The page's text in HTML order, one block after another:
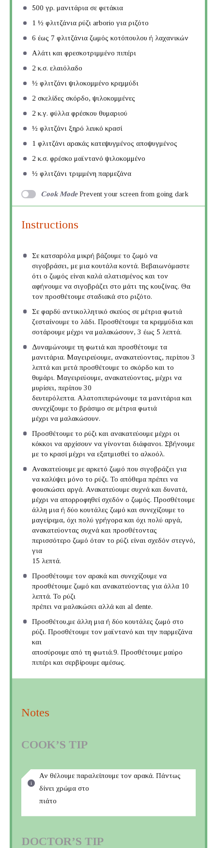
500 γρ. μανιτάρια σε φετάκια
1 ½ φλιτζάνια ρύζι arborio για ριζότο
6 έως 7 φλιτζάνια ζωμός κοτόπουλου ή λαχανικών
Αλάτι και φρεσκοτριμμένο πιπέρι
2 κ.σ. ελαιόλαδο
½ φλιτζάνι ψιλοκομμένο κρεμμύδι
2 σκελίδες σκόρδο, ψιλοκομμένες
2 κ.γ. φύλλα φρέσκου θυμαριού
½ φλιτζάνι ξηρό λευκό κρασί
1 φλιτζάνι αρακάς κατεψυγμένος αποψυγμένος
2 κ.σ. φρέσκο μαϊντανό ψιλοκομμένο
½ φλιτζάνι τριμμένη παρμεζάνα
Cook Mode Prevent your screen from going dark
Instructions
Σε κατσαρόλα μικρή βάζουμε το ζωμό να
σιγοβράσει, με μια κουτάλα κοντά. Βεβαιωνόμαστε
ότι ο ζωμός είναι καλά αλατισμένος και τον
αφήνουμε να σιγοβράζει στο μάτι της κουζίνας. Θα
τον προσθέτουμε σταδιακά στο ριζότο.
Σε φαρδύ αντικολλητικό σκεύος σε μέτρια φωτιά
ζεσταίνουμε το λάδι. Προσθέτουμε τα κρεμμύδια και
σοτάρουμε μέχρι να μαλακώσουν, 3 έως 5 λεπτά.
Δυναμώνουμε τη φωτιά και προσθέτουμε τα
μανιτάρια. Μαγειρεύουμε, ανακατεύοντας, περίπου 3
λεπτά και μετά προσθέτουμε το σκόρδο και το
θυμάρι. Μαγειρεύουμε, ανακατεύοντας, μέχρι να
μυρίσει, περίπου 30
δευτερόλεπτα. Αλατοπιπερώνουμε τα μανιτάρια και
συνεχίζουμε το βράσιμο σε μέτρια φωτιά
μέχρι να μαλακώσουν.
Προσθέτουμε το ρύζι και ανακατεύουμε μέχρι οι
κόκκοι να αρχίσουν να γίνονται διάφανοι. Σβήνουμε
με το κρασί μέχρι να εξατμισθεί το αλκοόλ.
Ανακατεύουμε με αρκετό ζωμό που σιγοβράζει για
να καλύψει μόνο το ρύζι. Το απόθεμα πρέπει να
φουσκώσει αργά. Ανακατεύουμε συχνά και δυνατά,
μέχρι να απορροφηθεί σχεδόν ο ζωμός. Προσθέτουμε
άλλη μια ή δύο κουτάλες ζωμό και συνεχίζουμε το
μαγείρεμα, όχι πολύ γρήγορα και όχι πολύ αργά,
ανακατεύοντας συχνά και προσθέτοντας
περισσότερο ζωμό όταν το ρύζι είναι σχεδόν στεγνό,
για
15 λεπτά.
Προσθέτουμε τον αρακά και συνεχίζουμε να
προσθέτουμε ζωμό και ανακατεύοντας για άλλα 10
λεπτά. Το ρύζι
πρέπει να μαλακώσει αλλά και al dente.
Προσθέτου,με άλλη μια ή δύο κουτάλες ζωμό στο
ρύζι. Προσθέτουμε τον μαϊντανό και την παρμεζάνα
και
αποσύρουμε από τη φωτιά.9. Προσθέτουμε μαύρο
πιπέρι και σερβίρουμε αμέσως.
Notes
COOK’S TIP
Αν θέλουμε παραλείπουμε τον αρακά. Πάντως
δίνει χρώμα στο
πιάτο
DOCTOR’S TIP